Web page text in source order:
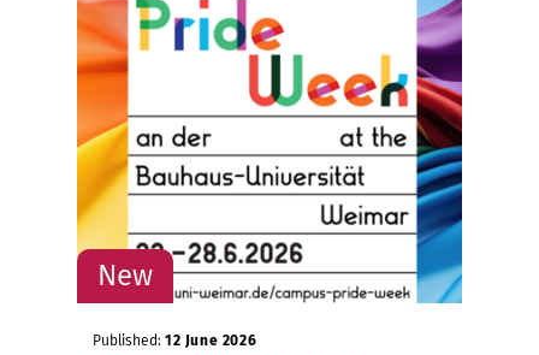
Published: 12 June 2026